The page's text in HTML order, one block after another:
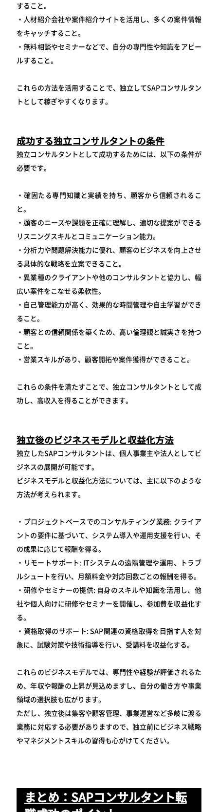
すること。
・人材紹介会社や案件紹介サイトを活用し、多くの案件情報
をキャッチすること。
・無料相談やセミナーなどで、自分の専門性や知識をアピー
ルすること。
これらの方法を活用することで、独立してSAPコンサルタン
トとして稼ぎやすくなります。
成功する独立コンサルタントの条件
独立コンサルタントとして成功するためには、以下の条件が
必要です。
・確固たる専門知識と実績を持ち、顧客から信頼されるこ
と。
・顧客のニーズや課題を正確に理解し、適切な提案ができる
リスニングスキルとコミュニケーション能力。
・分析力や問題解決能力に優れ、顧客のビジネスを向上させ
る具体的な戦略を立案できること。
・異業種のクライアントや他のコンサルタントと協力し、幅
広い案件をこなせる柔軟性。
・自己管理能力が高く、効果的な時間管理や自主学習ができ
ること。
・顧客との信頼関係を築くため、高い倫理観と誠実さを持つ
こと。
・営業スキルがあり、顧客開拓や案件獲得ができること。
これらの条件を満たすことで、独立コンサルタントとして成
功し、高収入を得ることができます。
独立後のビジネスモデルと収益化方法
独立したSAPコンサルタントは、個人事業主や法人としてビ
ジネスの展開が可能です。
ビジネスモデルと収益化方法については、主に以下のような
方法が考えられます。
・プロジェクトベースでのコンサルティング業務: クライア
ントの要件に基づいて、システム導入や運用支援を行い、そ
の成果に応じて報酬を得る。
・リモートサポート: ITシステムの遠隔管理や運用、トラブ
ルシュートを行い、月額料金や対応回数ごとの報酬を得る。
・研修やセミナーの提供: 自身のスキルや知識を活用し、他
社や個人向けに研修やセミナーを開催し、参加費を収益化す
る。
・資格取得のサポート: SAP関連の資格取得を目指す人を対
象に、試験対策や技術指導を行い、受講料を収益化する。
これらのビジネスモデルでは、専門性や経験が評価されるた
め、年収や報酬の上昇が見込めますし、自分の働き方や事業
領域の選択肢も広がります。
ただし、独立後は集客や顧客管理、事業運営など多岐に渡る
業務に対応する必要がありますので、独立前にビジネス戦略
やマネジメントスキルの習得も心がけてください。
まとめ：SAPコンサルタント転